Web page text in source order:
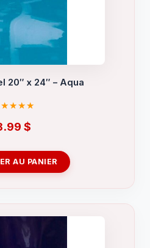
20″ x 24″ – Aqua
$
AU PANIER